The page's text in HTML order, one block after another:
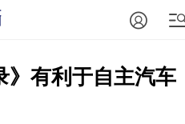
》有利于自主汽车